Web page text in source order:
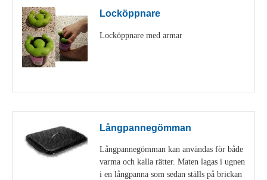
Locköppnare
Locköppnare med armar
Långpannegömman
Långpannegömman kan användas för både
varma och kalla rätter. Maten lagas i ugnen
i en långpanna som sedan ställs på brickan